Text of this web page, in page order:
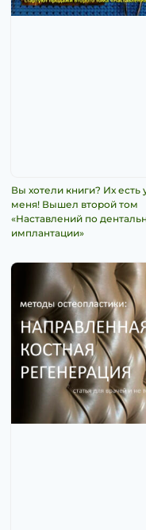
Вы хотели книги? Их есть
меня! Вышел второй том
«Наставлений по
имплантации»